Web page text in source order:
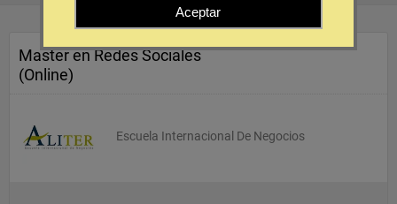
Master en Redes Sociales
(Online)
Escuela Internacional De Negocios
Aceptar